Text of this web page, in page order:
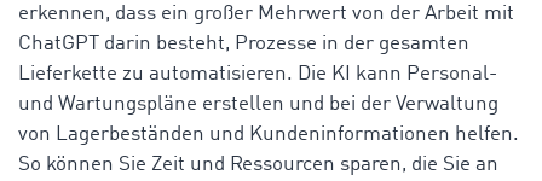
erkennen, dass ein großer Mehrwert von der Arbeit mit
ChatGPT darin besteht, Prozesse in der gesamten
Lieferkette zu automatisieren. Die KI kann Personal-
und Wartungspläne erstellen und bei der Verwaltung
von Lagerbeständen und Kundeninformationen helfen.
So können Sie Zeit und Ressourcen sparen, die Sie an